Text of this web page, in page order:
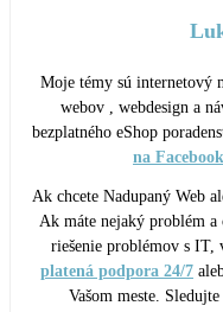
Moje témy sú internetový
webov , webdesign a
bezplatného eShop
na
Ak chcete Nadupaný Web
Ak máte nejaký problém a
riešenie problémov s IT,
platená podpora 24/7
Vašom meste.